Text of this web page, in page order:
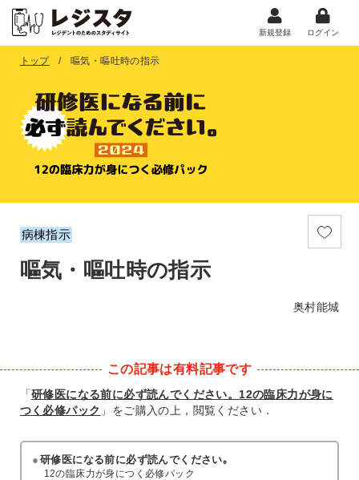
新規登録 ログイン
トップ 嘔気・嘔吐時の指示
病棟指示
嘔気・嘔吐時の指示
奥村能城
この記事は有料記事です
「研修医になる前に必ず読んでください。12の臨床力が身に
つく必修パック 」をご購入の上，閲覧ください．
研修医になる前に必ず読んでください｡
12の臨床力が身につく必修パック